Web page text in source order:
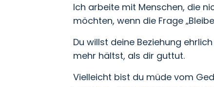
Ich arbeite mit Menschen, die
möchten, wenn die Frage
Du willst deine Beziehung
mehr hältst, als dir guttut.
Vielleicht bist du müde vom